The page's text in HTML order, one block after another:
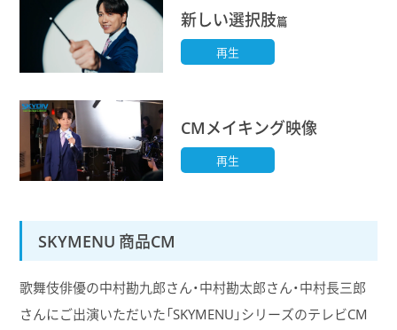
新しい選択肢篇
再生
CMメイキング映像
再生
SKYMENU 商品CM
歌舞伎俳優の中村勘九郎さん・中村勘太郎さん・中村長三郎
さんにご出演いただいた「SKYMENU」シリーズのテレビCM